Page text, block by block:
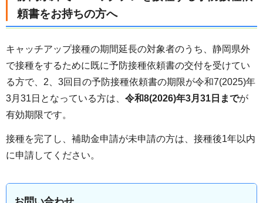
頼書をお持ちの方へ
キャッチアップ接種の期間延長の対象者のうち、静岡県外
で接種をするために既に予防接種依頼書の交付を受けてい
る方で、2、3回目の予防接種依頼書の期限が令和7(2025)年
3月31日となっている方は、 令和8(2026)年3月31日までが
有効期限です。
接種を完了し、補助金申請が未申請の方は、接種後1年以内
に申請してください。